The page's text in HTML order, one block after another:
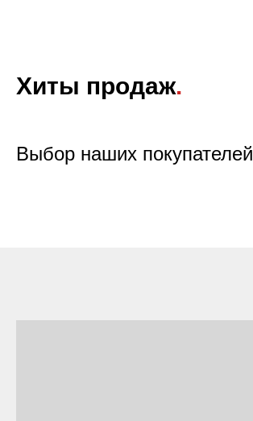
Хиты продаж.
Выбор наших покупателей